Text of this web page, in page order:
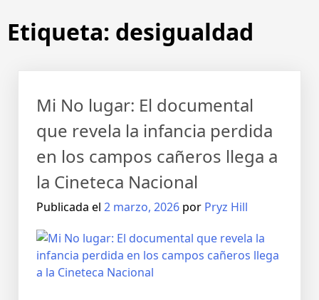
Etiqueta: desigualdad
Mi No lugar: El documental
que revela la infancia perdida
en los campos cañeros llega a
la Cineteca Nacional
Publicada el 2 marzo, 2026 por Pryz Hill